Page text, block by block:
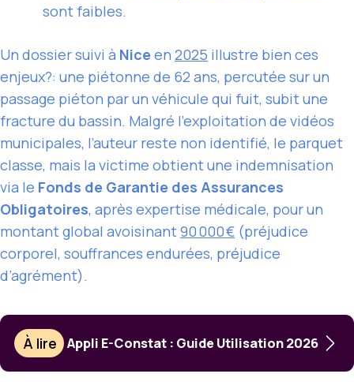
sont faibles.
Un dossier suivi à Nice en 2025 illustre bien ces
enjeux?: une piétonne de 62 ans, percutée sur un
passage piéton par un véhicule qui fuit, subit une
fracture du bassin. Malgré l’exploitation de vidéos
municipales, l’auteur reste non identifié, le parquet
classe, mais la victime obtient une indemnisation
via le Fonds de Garantie des Assurances
Obligatoires, après expertise médicale, pour un
montant global avoisinant90 000 € (préjudice
corporel, souffrances endurées, préjudice
d’agrément).
À lire Appli E-Constat : Guide Utilisation 2026